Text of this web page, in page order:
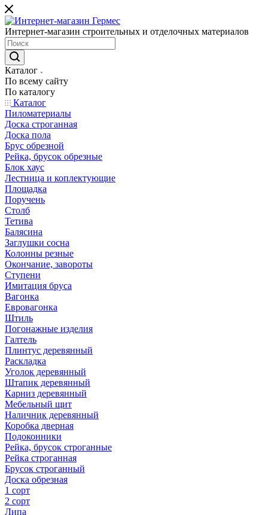
Интернет-магазин строительных и отделочных материалов
Каталог
По всему сайту
По каталогу
Каталог
Пиломатериалы
Доска строганная
Доска пола
Брус обрезной
Рейка, брусок обрезные
Блок хаус
Лестница и коплектующие
Площадка
Поручень
Столб
Тетива
Балясина
Заглушки сосна
Колонны резные
Окончание, завороты
Ступени
Имитация бруса
Вагонка
Евровагонка
Штиль
Погонажные изделия
Галтель
Плинтус деревянный
Раскладка
Уголок деревянный
Штапик деревянный
Карниз деревянный
Мебельный щит
Наличник деревянный
Коробка дверная
Подоконники
Рейка, брусок строганные
Рейка строганная
Брусок строганный
Доска обрезная
1 сорт
2 сорт
Липа